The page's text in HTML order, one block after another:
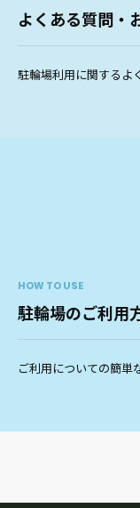
よくある質問・
駐輪場利用に関するよ
HOW TO USE
駐輪場のご利用
ご利用についての簡単